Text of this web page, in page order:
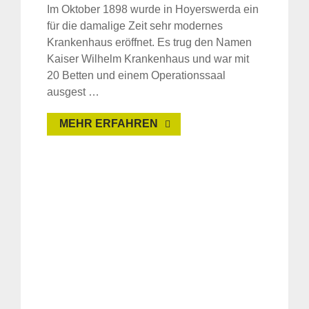
Im Oktober 1898 wurde in Hoyerswerda ein
für die damalige Zeit sehr modernes
Krankenhaus eröffnet. Es trug den Namen
Kaiser Wilhelm Krankenhaus und war mit
20 Betten und einem Operationssaal
ausgest …
MEHR ERFAHREN